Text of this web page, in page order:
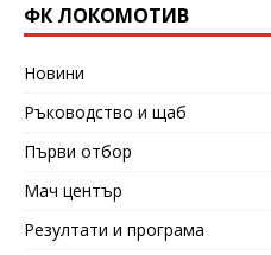
ФК ЛОКОМОТИВ
Новини
Ръководство и щаб
Първи отбор
Мач център
Резултати и програма